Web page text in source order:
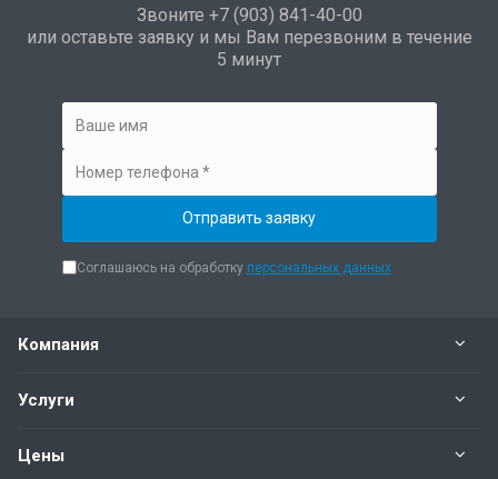
Звоните +7 (903) 841-40-00
или оставьте заявку и мы Вам перезвоним в течение
5 минут
Соглашаюсь на обработку персональных данных
Компания
Услуги
Цены